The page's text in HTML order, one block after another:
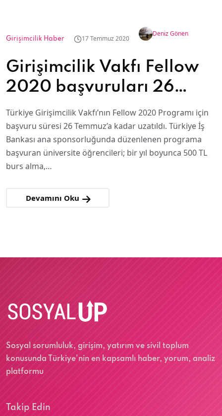
Girişimcilik Haber 17 Temmuz 2020
Deniz Gönen
Girişimcilik Vakfı Fellow
2020 başvuruları 26
Temmuz’a kadar uzatıldı
Türkiye Girişimcilik Vakfı’nın Fellow 2020 Programı için
başvuru süresi 26 Temmuz’a kadar uzatıldı. Türkiye İş
Bankası ana sponsorluğunda düzenlenen programa
başvuran üniversite öğrencileri; bir yıl boyunca 500 TL
burs alma,…
Devamını Oku
Sosyal sorumluluk, girişim, yatırım ve sivil toplum
konusunda Türkiye'nin en kapsamlı haber, yorum, analiz
platformu
Takip Edin